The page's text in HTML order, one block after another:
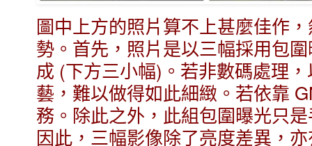
圖中上方的照片算不上甚麼佳作
勢。首先，照片是以三幅採用包
成 (下方三小幅)。若非數碼處理
藝，難以做得如此細緻。若依靠
務。 除此之外，此組包圍曝光只
因此，三幅影像除了亮度差異，